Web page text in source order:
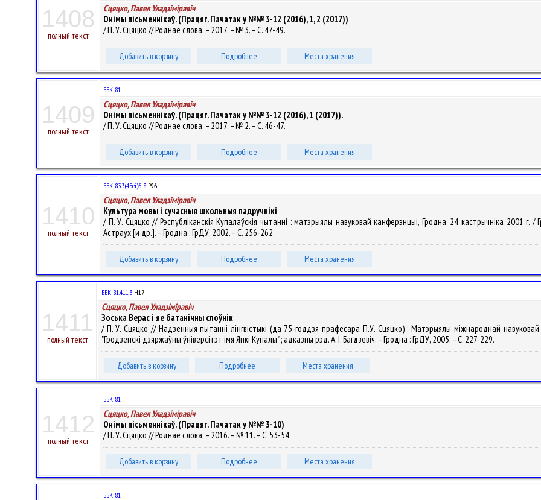
1408
полный текст
Сцяцко, Павел Уладзiмiравiч
Онімы пісьменнікаў. (Працяг. Пачатак у №№ 3-12 (2016), 1, 2 (2017))
/ П. У. Сцяцко // Роднае слова. – 2017. – № 3. – С. 47-49.
Добавить в корзину Подробнее Места хранения
1409
полный текст
ББК 81.
Сцяцко, Павел Уладзiмiравiч
Онімы пісьменнікаў. (Працяг. Пачатак у №№ 3-12 (2016), 1 (2017)).
/ П. У. Сцяцко // Роднае слова. – 2017. – № 2. – С. 46-47.
Добавить в корзину Подробнее Места хранения
1410
полный текст
ББК 83.3(4Беі)6-8 Р96
Сцяцко, Павел Уладзiмiравiч
Культура мовы і сучасныя школьныя падручнікі
/ П. У. Сцяцко // Рэспубліканскія Купалаўскія чытанні : матэрыялы навуковай канферэнцыі, Гродна, 24 кастрычнiка 2001 г.
Астраух [и др.]. – Гродна : ГрДУ, 2002. – С. 256-262.
Добавить в корзину Подробнее Места хранения
1411
полный текст
ББК 81.411.3 Н17
Сцяцко, Павел Уладзiмiравiч
Зоська Верас і яе батанічны слоўнік
/ П. У. Сцяцко // Надзенныя пытанні лінгвістыкі (да 75-годдзя прафесара П.У. Сцяцко) : Матэрыялы міжнароднай
"Гродзенскі дзяржаўны ўніверсітэт імя Янкі Купалы" ; адказны рэд. А. I. Багдзевiч. – Гродна : ГрДУ, 2005. – С. 227-229.
Добавить в корзину Подробнее Места хранения
1412
полный текст
ББК 81.
Сцяцко, Павел Уладзiмiравiч
Онімы пісьменнікаў. (Працяг. Пачатак у №№ 3-10)
/ П. У. Сцяцко // Роднае слова. – 2016. – № 11. – С. 53-54.
Добавить в корзину Подробнее Места хранения
ББК 81.